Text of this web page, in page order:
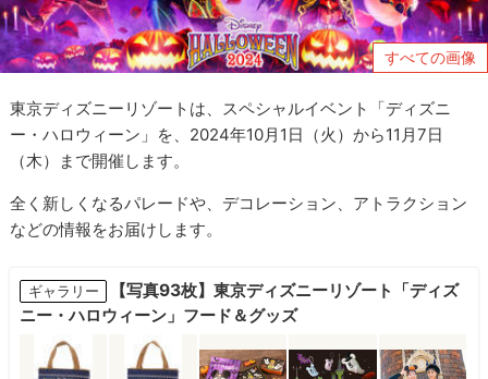
すべての画像
東京ディズニーリゾートは、スペシャルイベント「ディズニ
ー・ハロウィーン」を、2024年10月1日（火）から11月7日
（木）まで開催します。
全く新しくなるパレードや、デコレーション、アトラクション
などの情報をお届けします。
ギャラリー
【写真93枚】東京ディズニーリゾート「ディズ
ニー・ハロウィーン」フード＆グッズ